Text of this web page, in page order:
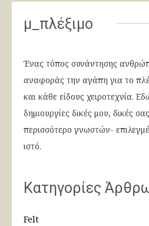
μ_πλέξιμο
Ένας τόπος συνάντησης
αναφοράς την αγάπη για το
και κάθε είδους χειροτεχνία.
δημιουργίες δικές μου, δικές
περισσότερο γνωστών-
ιστό.
Κατηγορίες
Felt